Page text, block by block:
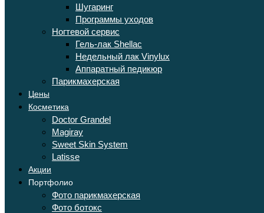
Шугаринг
Программы уходов
Ногтевой сервис
Гель-лак Shellac
Недельный лак Vinylux
Аппаратный педикюр
Парикмахерская
Цены
Косметика
Doctor Grandel
Magiray
Sweet Skin System
Latisse
Акции
Портфолио
Фото парикмахерская
Фото ботокс